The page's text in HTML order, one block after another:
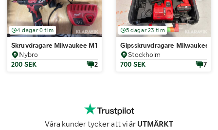
4 dagar 0 tim
Skruvdragare Milwaukee M12 BDD & C 12 DD 2st
Nybro
200 SEK
2
5 dagar 23 tim
Gipsskruvdragare Milwaukee
Stockholm
700 SEK
7
Våra kunder tycker att vi är UTMÄRKT